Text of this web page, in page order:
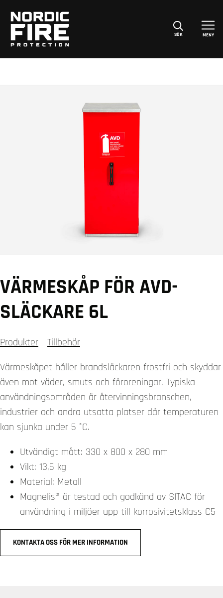
MENY
SÖK
VÄRMESKÅP FÖR AVD-
SLÄCKARE 6L
Produkter
Tillbehör
Värmeskåpet håller brandsläckaren frostfri och skyddar
även mot väder, smuts och föroreningar. Typiska
användningsområden är återvinningsbranschen,
industrier och andra utsatta platser där temperaturen
kan sjunka under 5 °C.
Utvändigt mått: 330 x 800 x 280 mm
Vikt: 13,5 kg
Material: Metall
Magnelis® är testad och godkänd av SITAC för
användning i miljöer upp till korrosivitetsklass C5
KONTAKTA OSS FÖR MER INFORMATION